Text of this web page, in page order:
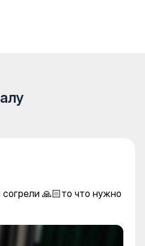
на Азаттык
🙏🏻то что нужно